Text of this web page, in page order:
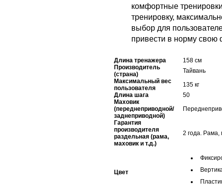
комфортные
тренировку,
выбор для
привести в норму свою
Длина тренажера
158 см
Производитель
(страна)
Тайвань
Максимальный вес
пользователя
135 кг
Длина шага
50
Маховик
(переднеприводной/
заднеприводной)
Гарантия
производителя
раздельная (рама,
маховик и т.д.)
2 года. Рама,
Цвет